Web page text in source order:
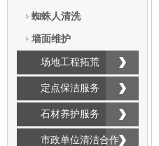
蜘蛛人清洗
墙面维护
场地工程拓荒
定点保洁服务
石材养护服务
市政单位清洁合作